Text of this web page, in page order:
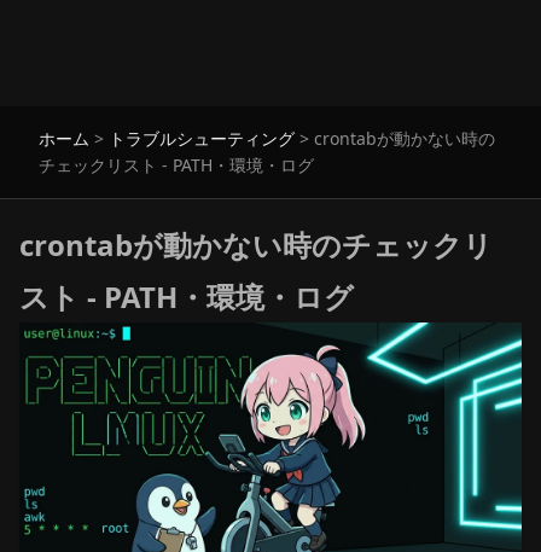
ホーム > トラブルシューティング > crontabが動かない時の
チェックリスト - PATH・環境・ログ
crontabが動かない時のチェックリ
スト - PATH・環境・ログ